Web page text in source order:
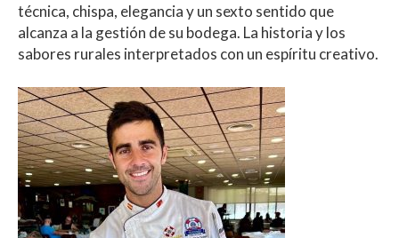
técnica, chispa, elegancia y un sexto sentido que
alcanza a la gestión de su bodega. La historia y los
sabores rurales interpretados con un espíritu creativo.